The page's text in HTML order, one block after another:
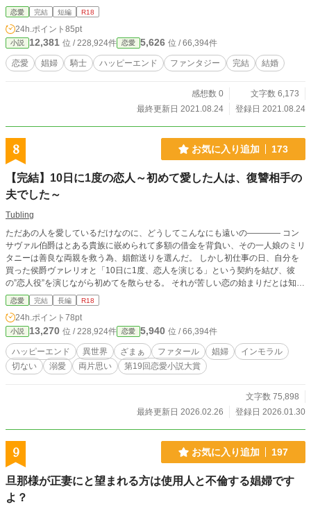
恋愛 完結 短編 R18
24h.ポイント 85pt
小説 12,381 位 / 228,924件 恋愛 5,626 位 / 66,394件
恋愛 娼婦 騎士 ハッピーエンド ファンタジー 完結 結婚
感想数 0
文字数 6,173
最終更新日 2021.08.24
登録日 2021.08.24
8 お気に入り追加 173
【完結】10日に1度の恋人～初めて愛した人は、復讐相手の
夫でした～
Tubling
ただあの人を愛しているだけなのに、どうしてこんなにも遠いの―――― コン
サヴァル伯爵はとある貴族に嵌められて多額の借金を背負い、その一人娘のミリ
タニーは善良な両親を救う為、娼館送りを選んだ。 しかし初仕事の日、自分を
買った侯爵ヴァレリオと「10日に1度、恋人を演じる」という契約を結び、彼
の”恋人役”を演じながら初めてを散らせる。 それが苦しい恋の始まりだとは知ら
ずに―――― 恋人役を演じている時は甘く蕩ける表情をするヴァレリオ、しか
し情事が終われば冷えた態度の彼。 翻弄されながらも体は抗えず、やがて溺れ
ていくが、彼には秘密があり…。 ミリタニーを取り巻く周囲の人々の思惑、切
なく甘い恋の駆け引き、愛と憎しみが交差するインモラルな恋愛模様が織りなす
ロマンスファンタジーです。 そんなお話がお好きな方は、ぜひお読みくださ
い。 ●ファタール賞用の作品ですので、本文は８万字以内で完結予定です。 ●R1
8のお話には※が入ってます。 ●最後はハッピーエンドです ●設定はゆるゆるな
恋愛 完結 長編 R18
24h.ポイント 78pt
小説 13,270 位 / 228,924件 恋愛 5,940 位 / 66,394件
ハッピーエンド 異世界 ざまぁ ファタール 娼婦
インモラル
切ない
溺愛 両片思い 第19回恋愛小説大賞
文字数 75,898
最終更新日 2026.02.26
登録日 2026.01.30
9 お気に入り追加 197
旦那様が正妻にと望まれる方は使用人と不倫する娼婦です
よ？